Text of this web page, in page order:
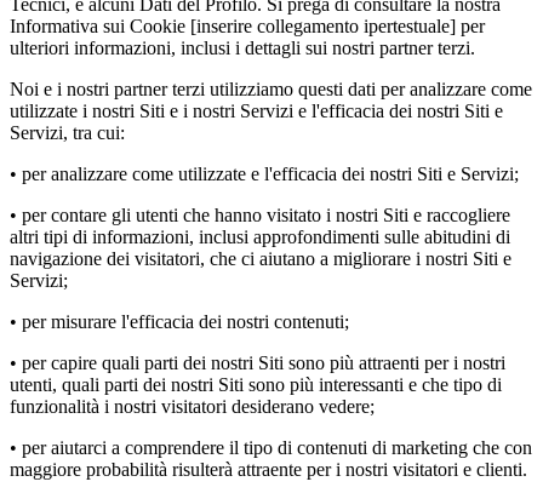
Tecnici, e alcuni Dati del Profilo. Si prega di consultare la nostra
Informativa sui Cookie [inserire collegamento ipertestuale] per
ulteriori informazioni, inclusi i dettagli sui nostri partner terzi.
Noi e i nostri partner terzi utilizziamo questi dati per analizzare come
utilizzate i nostri Siti e i nostri Servizi e l'efficacia dei nostri Siti e
Servizi, tra cui:
• per analizzare come utilizzate e l'efficacia dei nostri Siti e Servizi;
• per contare gli utenti che hanno visitato i nostri Siti e raccogliere
altri tipi di informazioni, inclusi approfondimenti sulle abitudini di
navigazione dei visitatori, che ci aiutano a migliorare i nostri Siti e
Servizi;
• per misurare l'efficacia dei nostri contenuti;
• per capire quali parti dei nostri Siti sono più attraenti per i nostri
utenti, quali parti dei nostri Siti sono più interessanti e che tipo di
funzionalità i nostri visitatori desiderano vedere;
• per aiutarci a comprendere il tipo di contenuti di marketing che con
maggiore probabilità risulterà attraente per i nostri visitatori e clienti.